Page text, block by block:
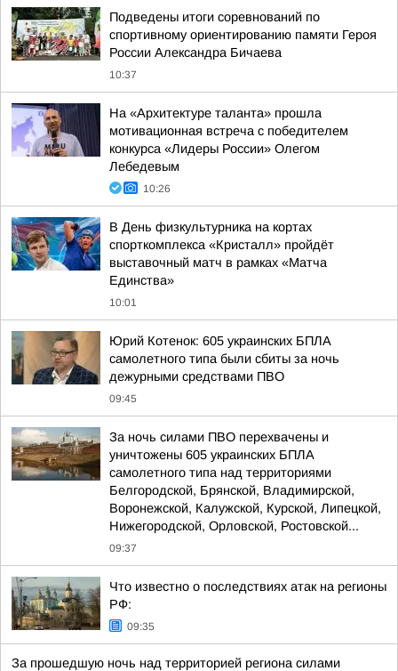
Подведены итоги соревнований по
спортивному ориентированию памяти Героя
России Александра Бичаева
10:37
На «Архитектуре таланта» прошла
мотивационная встреча с победителем
конкурса «Лидеры России» Олегом
Лебедевым
10:26
В День физкультурника на кортах
спорткомплекса «Кристалл» пройдёт
выставочный матч в рамках «Матча
Единства»
10:01
Юрий Котенок: 605 украинских БПЛА
самолетного типа были сбиты за ночь
дежурными средствами ПВО
09:45
За ночь силами ПВО перехвачены и
уничтожены 605 украинских БПЛА
самолетного типа над территориями
Белгородской, Брянской, Владимирской,
Воронежской, Калужской, Курской, Липецкой,
Нижегородской, Орловской, Ростовской...
09:37
Что известно о последствиях атак на регионы
РФ:
09:35
За прошедшую ночь над территорией региона силами